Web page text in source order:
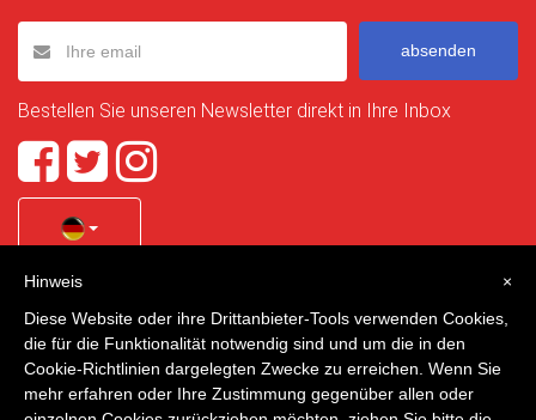
absenden
Bestellen Sie unseren Newsletter direkt in Ihre Inbox
Quality Homes Costa Calida is a registered trademark of
La Manga Holiday Home SL duly registered with CIF / tax
no. B-30750053 and address: Bella Luz 07-05, 30389 La
Manga Club, Cartagena, Murcia, Spain.
×
Hinweis
Diese Website oder ihre Drittanbieter-Tools verwenden Cookies,
die für die Funktionalität notwendig sind und um die in den
Cookie-Richtlinien dargelegten Zwecke zu erreichen. Wenn Sie
mehr erfahren oder Ihre Zustimmung gegenüber allen oder